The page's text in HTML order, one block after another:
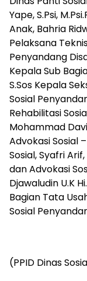
Yape, S.Psi,
Anak, Bahria
Pelaksana
Penyandang
Kepala Sub
S.Sos Kepala
Sosial
Rehabilitasi
Mohammad
Advokasi Sosial
Sosial, Syafri
dan Advokasi
Djawaludin U.K
Bagian Tata
Sosial
(PPID Dinas